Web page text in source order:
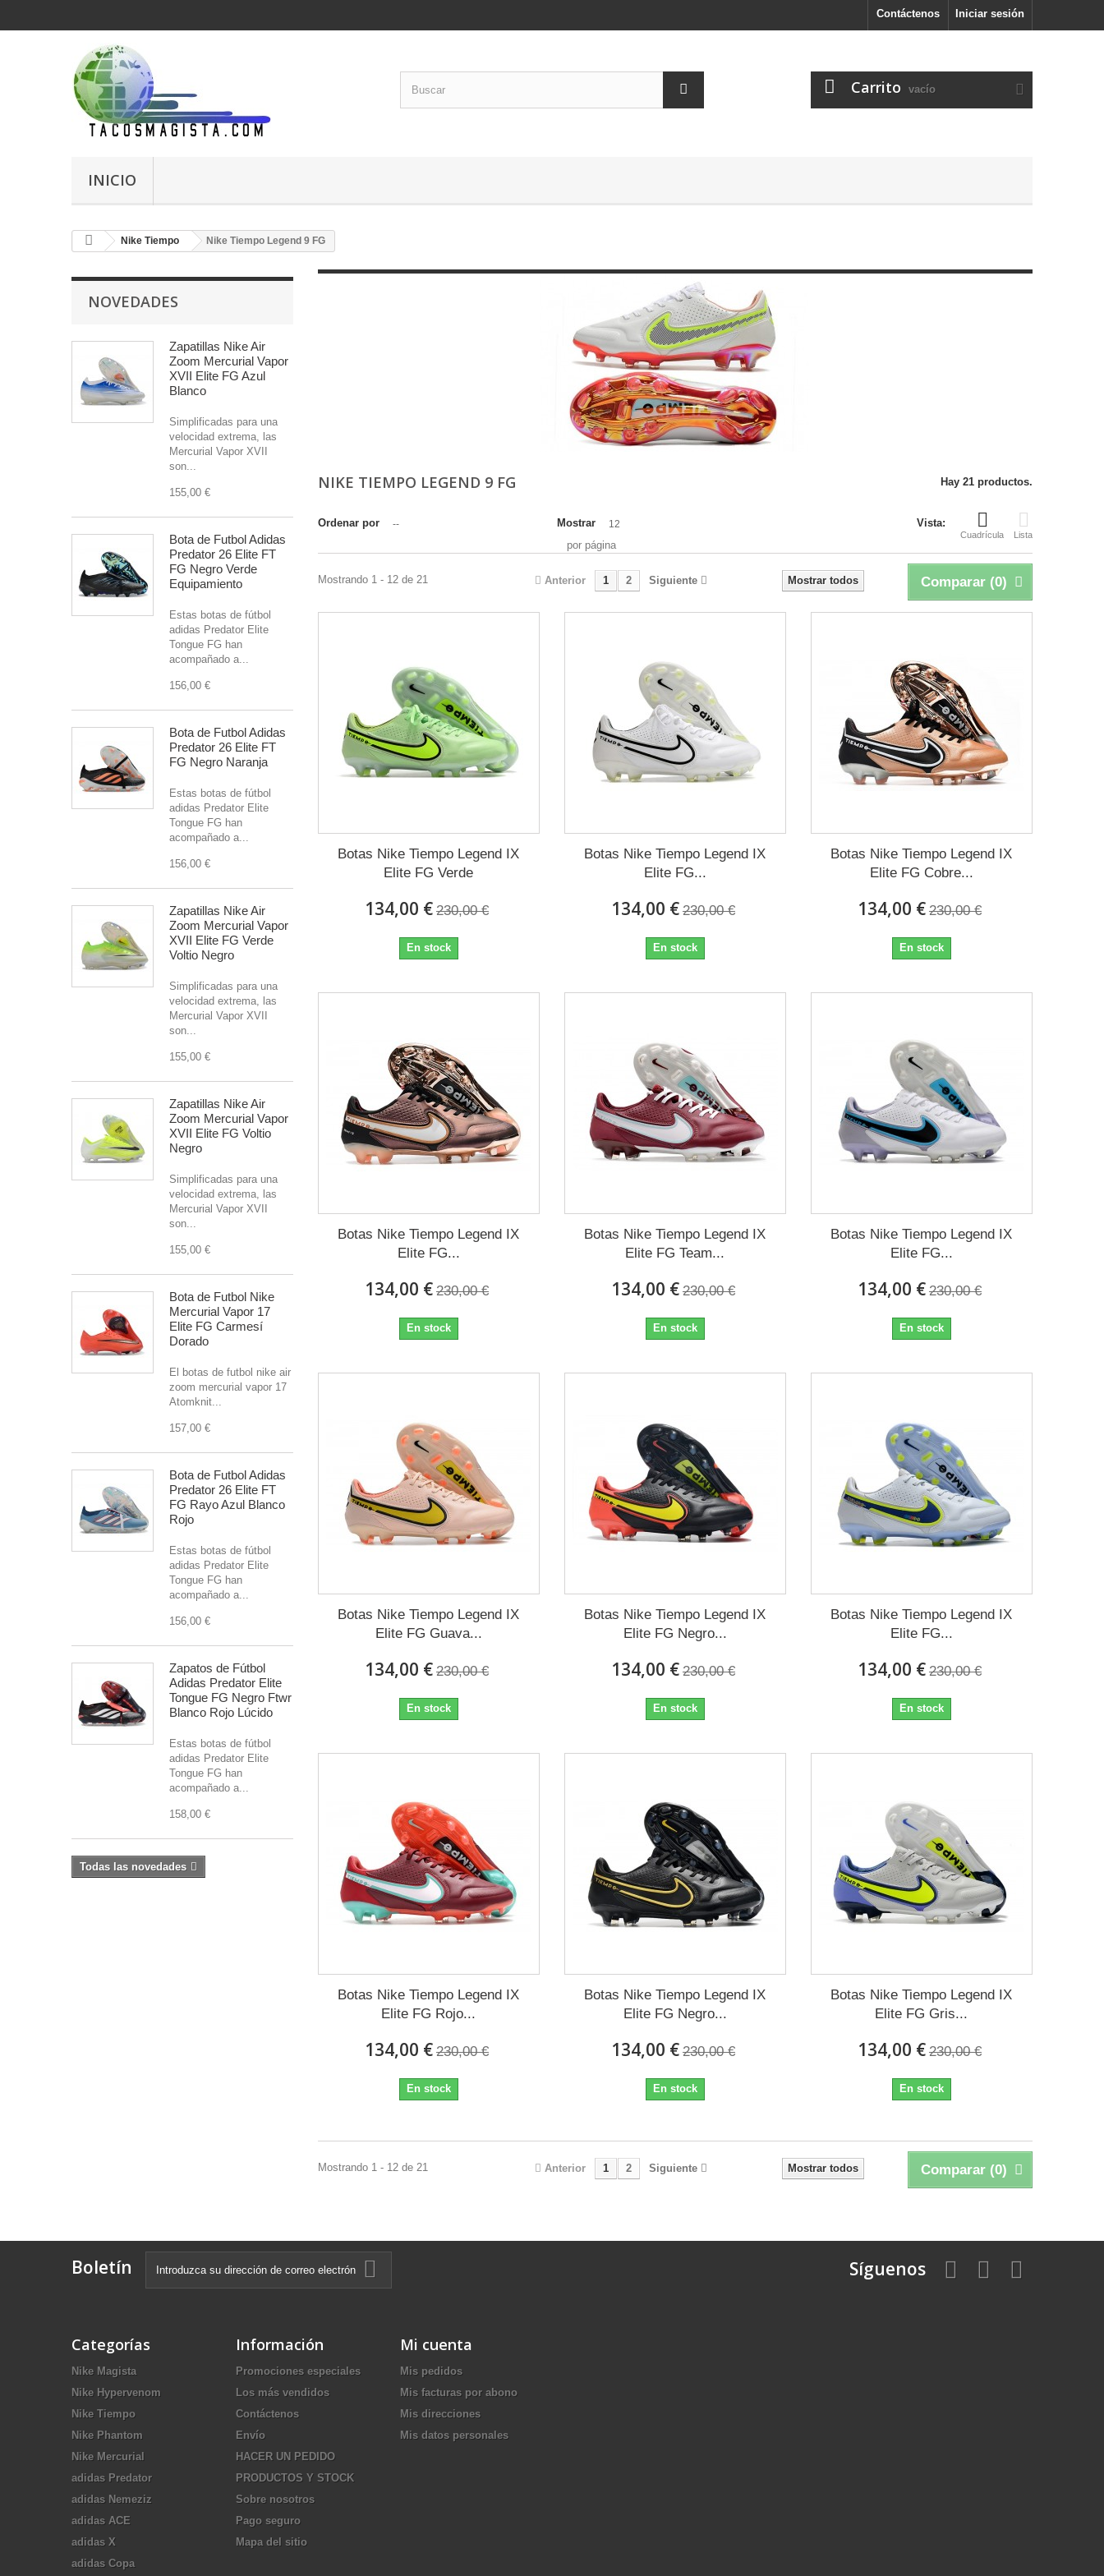
Iniciar sesión
Contáctenos
Carrito vacío
INICIO
Nike Tiempo Nike Tiempo Legend 9 FG
NOVEDADES
Zapatillas Nike Air
Zoom Mercurial Vapor
XVII Elite FG Azul
Blanco
Simplificadas para una
velocidad extrema, las
Mercurial Vapor XVII
son...
155,00 €
Bota de Futbol Adidas
Predator 26 Elite FT
FG Negro Verde
Equipamiento
Estas botas de fútbol
adidas Predator Elite
Tongue FG han
acompañado a...
156,00 €
Bota de Futbol Adidas
Predator 26 Elite FT
FG Negro Naranja
Estas botas de fútbol
adidas Predator Elite
Tongue FG han
acompañado a...
156,00 €
Zapatillas Nike Air
Zoom Mercurial Vapor
XVII Elite FG Verde
Voltio Negro
Simplificadas para una
velocidad extrema, las
Mercurial Vapor XVII
son...
155,00 €
Zapatillas Nike Air
Zoom Mercurial Vapor
XVII Elite FG Voltio
Negro
Simplificadas para una
velocidad extrema, las
Mercurial Vapor XVII
son...
155,00 €
Bota de Futbol Nike
Mercurial Vapor 17
Elite FG Carmesí
Dorado
El botas de futbol nike air
zoom mercurial vapor 17
Atomknit...
157,00 €
Bota de Futbol Adidas
Predator 26 Elite FT
FG Rayo Azul Blanco
Rojo
Estas botas de fútbol
adidas Predator Elite
Tongue FG han
acompañado a...
156,00 €
Zapatos de Fútbol
Adidas Predator Elite
Tongue FG Negro Ftwr
Blanco Rojo Lúcido
Estas botas de fútbol
adidas Predator Elite
Tongue FG han
acompañado a...
158,00 €
Todas las novedades
NIKE TIEMPO LEGEND 9 FG Hay 21 productos.
Vista:
Cuadrícula Lista
Ordenar por -- Mostrar 12
por página
Comparar (0)
Mostrar todos
Anterior 1 2 Siguiente
Mostrando 1 - 12 de 21
Botas Nike Tiempo Legend IX
Elite FG Verde
134,00 € 230,00 €
En stock
Botas Nike Tiempo Legend IX
Elite FG...
134,00 € 230,00 €
En stock
Botas Nike Tiempo Legend IX
Elite FG Cobre...
134,00 € 230,00 €
En stock
Botas Nike Tiempo Legend IX
Elite FG...
134,00 € 230,00 €
En stock
Botas Nike Tiempo Legend IX
Elite FG Team...
134,00 € 230,00 €
En stock
Botas Nike Tiempo Legend IX
Elite FG...
134,00 € 230,00 €
En stock
Botas Nike Tiempo Legend IX
Elite FG Guava...
134,00 € 230,00 €
En stock
Botas Nike Tiempo Legend IX
Elite FG Negro...
134,00 € 230,00 €
En stock
Botas Nike Tiempo Legend IX
Elite FG...
134,00 € 230,00 €
En stock
Botas Nike Tiempo Legend IX
Elite FG Rojo...
134,00 € 230,00 €
En stock
Botas Nike Tiempo Legend IX
Elite FG Negro...
134,00 € 230,00 €
En stock
Botas Nike Tiempo Legend IX
Elite FG Gris...
134,00 € 230,00 €
En stock
Comparar (0)
Mostrar todos
Anterior 1 2 Siguiente
Mostrando 1 - 12 de 21
Boletín Síguenos
Categorías
Nike Magista
Nike Hypervenom
Nike Tiempo
Nike Phantom
Nike Mercurial
adidas Predator
adidas Nemeziz
adidas ACE
adidas X
adidas Copa
Información
Promociones especiales
Los más vendidos
Contáctenos
Envío
HACER UN PEDIDO
PRODUCTOS Y STOCK
Sobre nosotros
Pago seguro
Mapa del sitio
Mi cuenta
Mis pedidos
Mis facturas por abono
Mis direcciones
Mis datos personales